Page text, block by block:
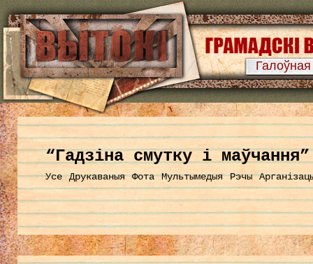
Галоўная
“Гадзіна смутку і маўчання”
Усе Друкаваныя Фота Мультымедыя Рэчы